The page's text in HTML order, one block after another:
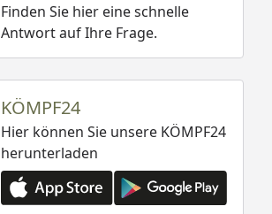
Finden Sie hier eine schnelle
Antwort auf Ihre Frage.
KÖMPF24
Hier können Sie unsere KÖMPF24
herunterladen